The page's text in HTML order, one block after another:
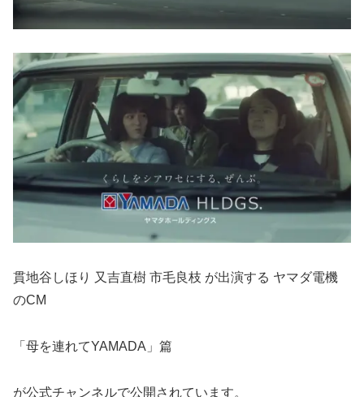
貫地⾕しほり ⼜吉直樹 市毛良枝 が出演する ヤマダ電機
のCM
「母を連れてYAMADA」篇
が公式チャンネルで公開されています。